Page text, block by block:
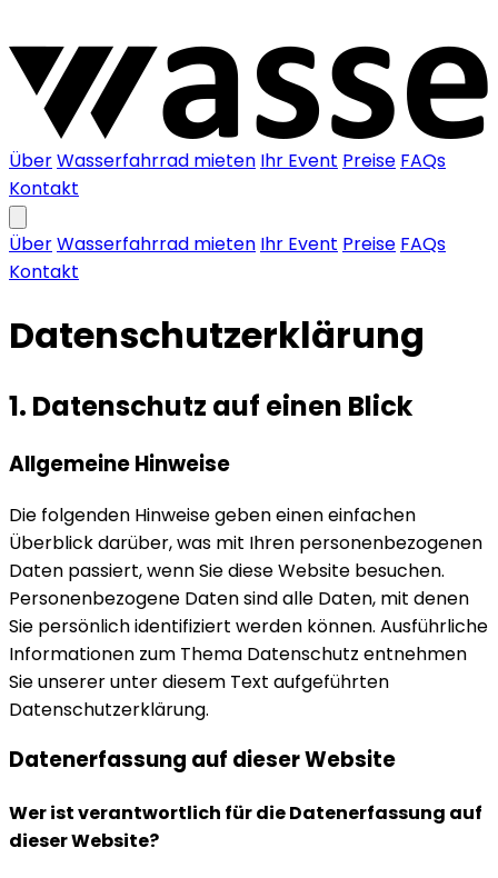
ÜberWasserfahrrad mieten Ihr Event Preise FAQs
Kontakt
ÜberWasserfahrrad mieten Ihr Event Preise FAQs
Kontakt
Datenschutz­erklärung
1. Datenschutz auf einen Blick
Allgemeine Hinweise
Die folgenden Hinweise geben einen einfachen
Überblick darüber, was mit Ihren personenbezogenen
Daten passiert, wenn Sie diese Website besuchen.
Personenbezogene Daten sind alle Daten, mit denen
Sie persönlich identifiziert werden können. Ausführliche
Informationen zum Thema Datenschutz entnehmen
Sie unserer unter diesem Text aufgeführten
Datenschutzerklärung.
Datenerfassung auf dieser Website
Wer ist verantwortlich für die Datenerfassung auf
dieser Website?